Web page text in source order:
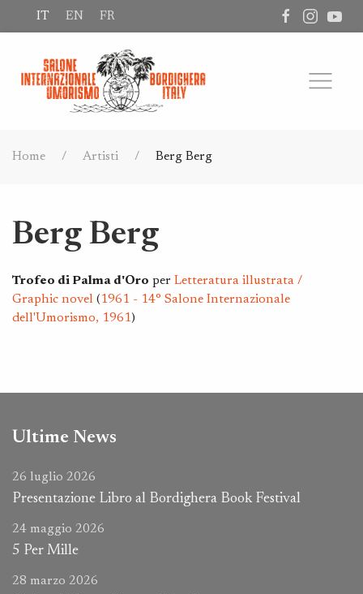
IT EN FR
Home Artisti Berg Berg
Berg Berg
Trofeo di Palma d'Oro per Letteratura illustrata /
Graphic novel (1961 - 14° Salone Internazionale
dell'Umorismo, 1961)
Ultime News
26 luglio 2026
Presentazione Libro al Bordighera Book Festival
24 maggio 2026
5 Per Mille
28 marzo 2026